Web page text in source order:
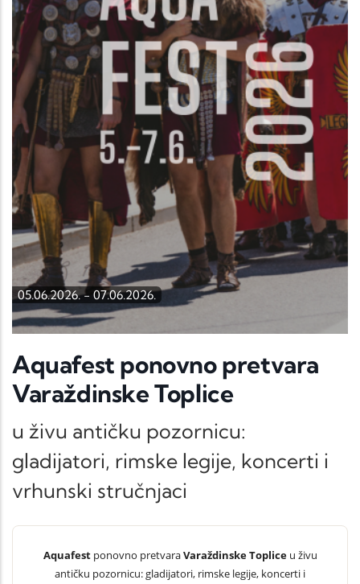
05.06.2026.- 07.06.2026.
Aquafest ponovno pretvara
Varaždinske Toplice
u živu antičku pozornicu:
gladijatori, rimske legije, koncerti i
vrhunski stručnjaci
Aquafest ponovno pretvaraVaraždinske Topliceu živu
antičku pozornicu: gladijatori, rimske legije, koncerti i